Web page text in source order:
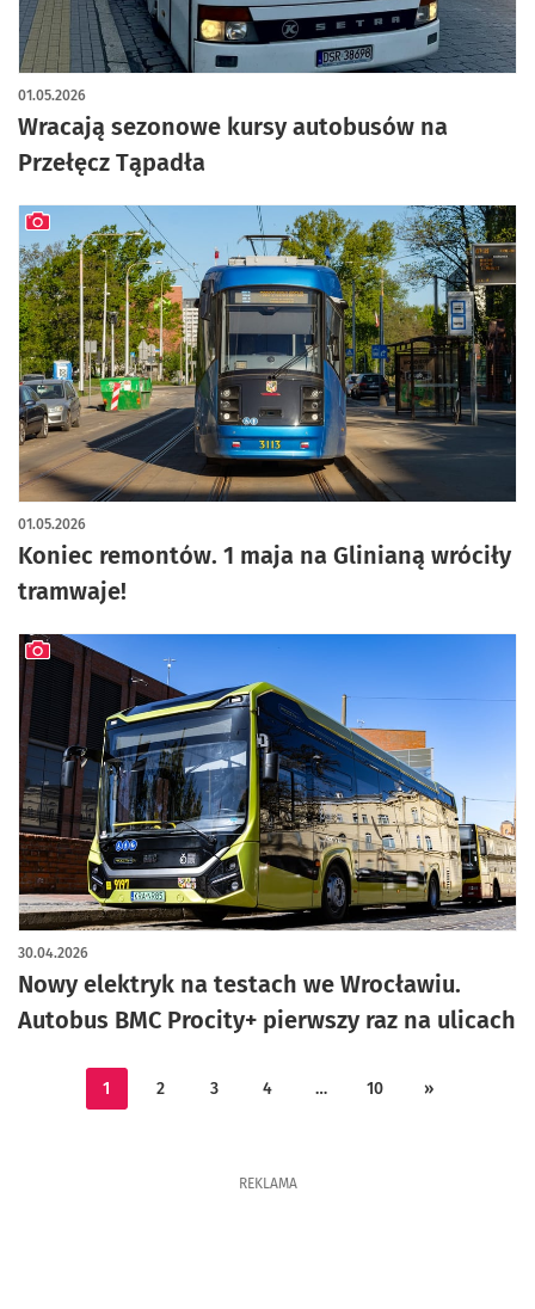
Wracają sezonowe kursy autobusów na
Przełęcz Tąpadła
01.05.2026
Koniec remontów. 1 maja na Glinianą wróciły
tramwaje!
01.05.2026
artykuł z galerią zdjęć
Nowy elektryk na testach we Wrocławiu.
Autobus BMC Procity+ pierwszy raz na ulicach
30.04.2026
artykuł z galerią zdjęć
1 2 3 4 … 10 »
REKLAMA